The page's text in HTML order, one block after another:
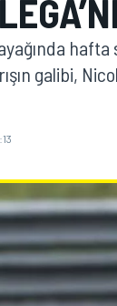
galibi,